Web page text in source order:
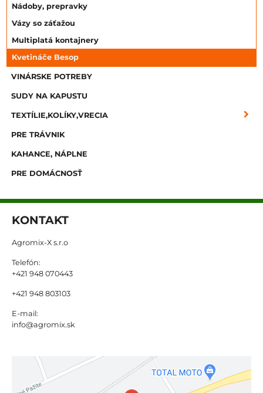
Nádoby, prepravky
Vázy so záťažou
Multiplatá kontajnery
Kvetináče Besop
VINÁRSKE POTREBY
SUDY NA KAPUSTU
TEXTÍLIE,KOLÍKY,VRECIA
PRE TRÁVNIK
KAHANCE, NÁPLNE
PRE DOMÁCNOSŤ
KONTAKT
Agromix-X s.r.o
Telefón:
+421 948 070443
+421 948 803103
E-mail:
info@agromix.sk